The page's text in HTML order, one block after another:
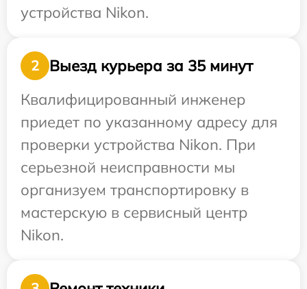
устройства Nikon.
2
Выезд курьера за 35 минут
Квалифицированный инженер
приедет по указанному адресу для
проверки устройства Nikon. При
серьезной неисправности мы
организуем транспортировку в
мастерскую в сервисный центр
Nikon.